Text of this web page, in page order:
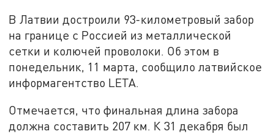
В Латвии достроили 93-километровый забор
на границе с Россией из металлической
сетки и колючей проволоки. Об этом в
понедельник, 11 марта, сообщило латвийское
информагентство LETA.
Отмечается, что финальная длина забора
должна составить 207 км. К 31 декабря был